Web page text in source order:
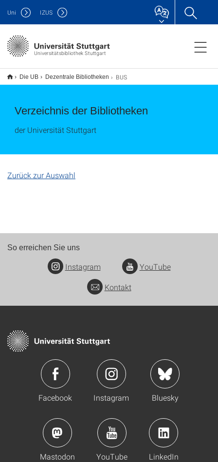
Universitätsbibliothek Stuttgart
Uni IZUS
Die UB Dezentrale Bibliotheken BUS
Verzeichnis der Bibliotheken
der Universität Stuttgart
Zurück zur Auswahl
So erreichen Sie uns
Instagram
YouTube
Kontakt
Facebook Instagram Bluesky
Mastodon YouTube LinkedIn